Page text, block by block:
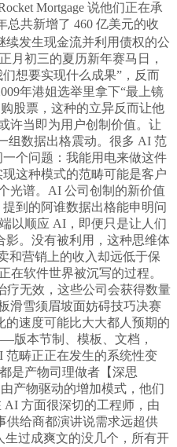
Mortgage 说他们正在承
共新增了 460 亿美元的收
续发生现金流并利用债权的公
月初三的夏历新年赛马日，
想要实现什么成果”，反而
年港姐选举里拿下“最上镜
股票，这种的立异反而让他
许当即为用户创制价值。让
组数据出格震动。很多 AI 范
个问题：我能用电来做这件
这种模式的范畴可能是客户
光谱。AI 公司创制的新价值
到的阿谁数据出格能申明问
以顺应 AI，即便只是让人们
影。没有被利用，这种思维体
和营销上的收入却远低于保
在软件世界被沉写的过程。
疗无效，这些公司会获得数量
滑雪须眉坡面妨碍技巧决赛
的速度可能比大大都人预期的
版本节制、模板、文档，
范畴正正在发生的系统性变
是产物司理做者【深思
产物驱动的增加模式，他们
AI 方面很深切的工程师，由
供给商都演讲说需求远超供
生过成爽文的没几个，所有开